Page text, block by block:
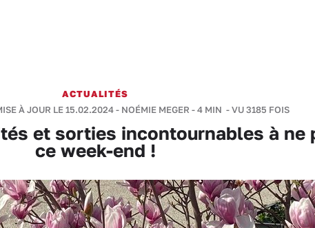
ACTUALITÉS
À JOUR LE 15.02.2024 - NOÉMIE MEGER -4 MIN - VU 3185 FOIS
et sorties incontournables à ne
ce week-end !